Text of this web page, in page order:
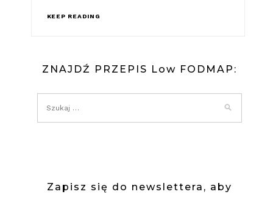
KEEP READING
ZNAJDŹ PRZEPIS Low FODMAP:
Zapisz się do newslettera, aby